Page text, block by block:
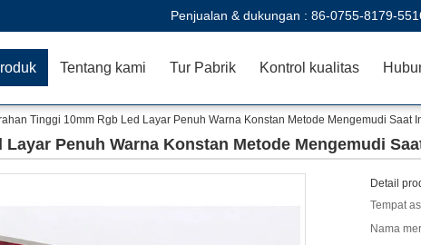
Penjualan & dukungan : 86-0755-8179-
Tentang kami Tur Pabrik Kontrol kualitas
Tinggi 10mm Rgb Led Layar Penuh Warna Konstan Metode Mengemudi Saat
Penuh Warna Konstan Metode Mengemudi
Detail
Tempat
Nama